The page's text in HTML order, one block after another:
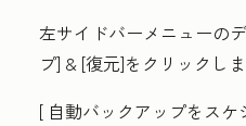
左サイドバーメニューの
プ] & [復元]をクリックしま
[ 自動バックアップをスケ